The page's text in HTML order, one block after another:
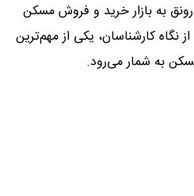
به بازار خرید و فروش مسکن
نگاه کارشناسان، یکی از مهم‌ترین
مسکن به شمار می‌رود.